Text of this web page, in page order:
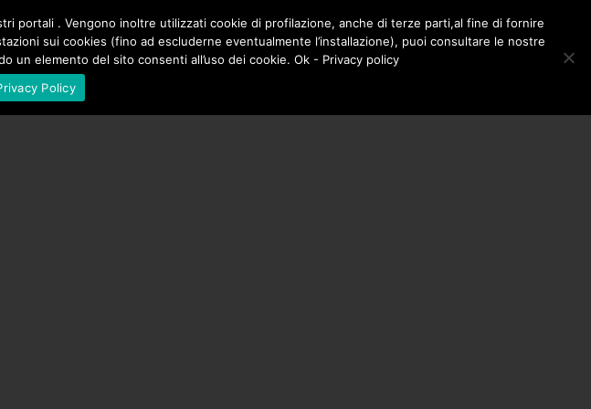
SPAZIO SONIA PERONACI LA BOTTEGA – SHOP CONTATTI
0
portali . Vengono inoltre utilizzati cookie di profilazione, anche di terze parti,al fine di fornire
sui cookies (fino ad escluderne eventualmente l’installazione), puoi consultare le nostre
un elemento del sito consenti all’uso dei cookie. Ok - Privacy policy
Policy